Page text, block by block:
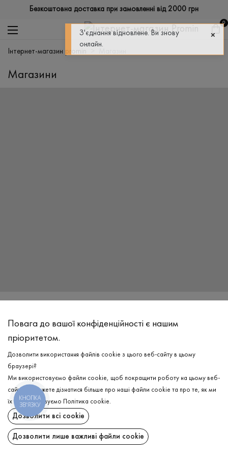
Безкоштовна доставка при замовленні від 2000 грн
0
інтернет-магазин promin
Магазини
Магазин одягу Promin в ЖК СОФІЯ
м. Київ, Софіївська Борщагівка, вул. Боголюбова, 30, ЖК СОФІЯ,
Київ,
Повага до вашої конфіденційності є нашим
пріоритетом.
Дозволити використання файлів cookie з цього веб-сайту в цьому
браузері?
Ми використовуємо файли cookie, щоб покращити роботу на цьому веб-
сайті. Ви можете дізнатися більше про наші файли cookie та про те, як ми
їх використовуємо
Політика cookie.
Дозволити всі cookie
Дозволити лише важливі файли cookie
КНОПКА
ЗВ'ЯЗКУ
З'єднання відновлене. Ви знову
онлайн.